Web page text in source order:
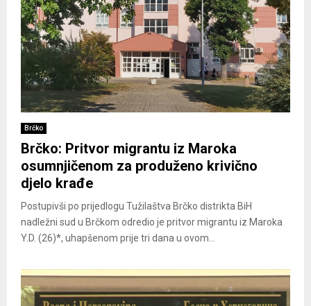
Brčko
Brčko: Pritvor migrantu iz Maroka
osumnjičenom za produženo krivično
djelo krađe
Postupivši po prijedlogu Tužilaštva Brčko distrikta BiH
nadležni sud u Brčkom odredio je pritvor migrantu iz Maroka
Y.D. (26)*, uhapšenom prije tri dana u ovom...